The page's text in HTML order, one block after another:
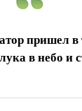
пришел в
в небо и